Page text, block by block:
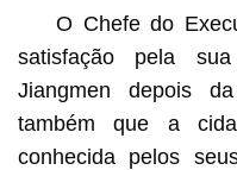
O Chefe do
satisfação pela
Jiangmen depois
também que a
conhecida pelos